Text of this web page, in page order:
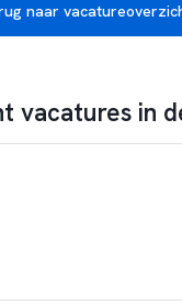
naar
vacatures in